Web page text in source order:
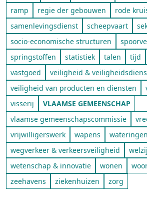
ramp
regie der gebouwen rode
samenlevingsdienst
scheepvaart
socio-economische structuren
springstoffen
statistiek talen tijd
vastgoed
veiligheid &
veiligheid van producten en diensten
visserij
VLAAMSE GEMEENSCHAP
vlaamse gemeenschapscommissie
vrijwilligerswerk
wapens wateringen
wegverkeer & verkeersveiligheid
wetenschap & innovatie
wonen
zeehavens
ziekenhuizen zorg